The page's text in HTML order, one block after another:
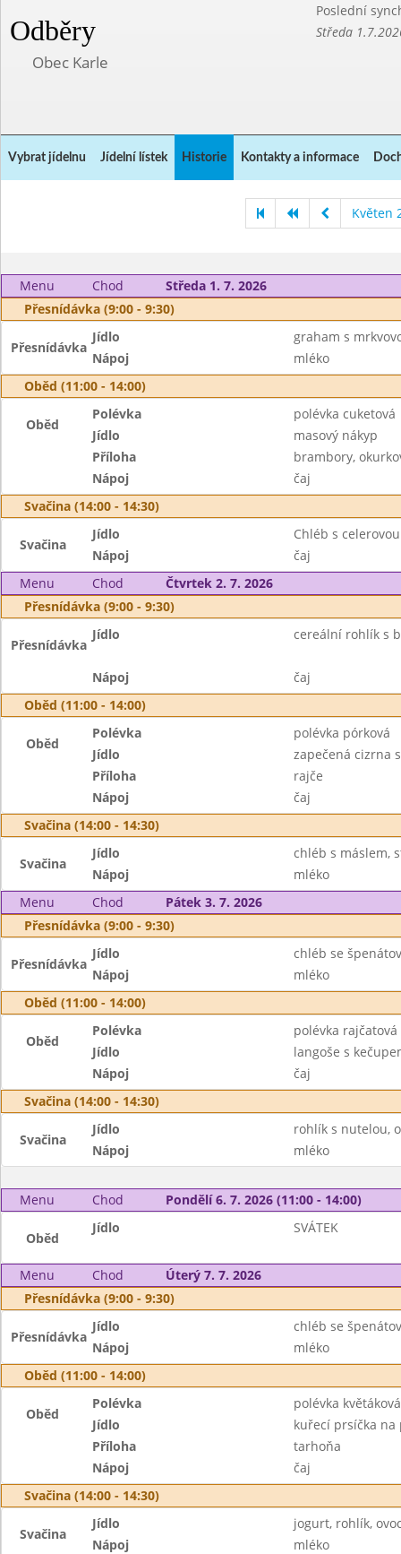
Odběry
Poslední
Středa
Obec Karle
Vybrat jídelnu Jídelní lístek Historie Kontakty a informace
Květen
Menu Chod
Středa 1. 7. 2026
Přesnídávka (9:00 - 9:30)
Přesnídávka
Jídlo
graham s
Nápoj
mléko
Oběd (11:00 - 14:00)
Oběd
Polévka
polévka cuketová
Jídlo
masový nákyp
Příloha
brambory,
Nápoj
čaj
Svačina (14:00 - 14:30)
Svačina
Jídlo
Chléb s
Nápoj
čaj
Menu
Chod
Čtvrtek 2. 7. 2026
Přesnídávka (9:00 - 9:30)
Přesnídávka
Jídlo cereální rohlík s
Nápoj
čaj
Oběd (11:00 - 14:00)
Oběd
Polévka
polévka pórková
Jídlo
zapečená cizrna
Příloha
rajče
Nápoj
čaj
Svačina (14:00 - 14:30)
Svačina
Jídlo
chléb s máslem,
Nápoj
mléko
Menu
Chod
Pátek 3. 7. 2026
Přesnídávka (9:00 - 9:30)
Přesnídávka
Jídlo
chléb se
Nápoj
mléko
Oběd (11:00 - 14:00)
Oběd
Polévka
polévka rajčatová
Jídlo
langoše s
Nápoj
čaj
Svačina (14:00 - 14:30)
Svačina
Jídlo
rohlík s nutelou,
Nápoj
mléko
Menu Chod Pondělí 6. 7. 2026 (11:00 - 14:00)
Oběd
Jídlo SVÁTEK
Menu Chod
Úterý 7. 7. 2026
Přesnídávka (9:00 - 9:30)
Přesnídávka
Jídlo
chléb se
Nápoj
mléko
Oběd (11:00 - 14:00)
Oběd
Polévka
polévka květáková
Jídlo
kuřecí prsíčka na
Příloha
tarhoňa
Nápoj
čaj
Svačina (14:00 - 14:30)
Svačina
Jídlo
jogurt, rohlík,
Nápoj
mléko